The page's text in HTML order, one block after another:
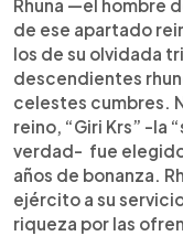
Rhuna —el hombre
de ese apartado
los de su olvidada
descendientes
celestes cumbres.
reino, “Giri Krs” -la
verdad- fue
años de bonanza.
ejército a su
riqueza por las